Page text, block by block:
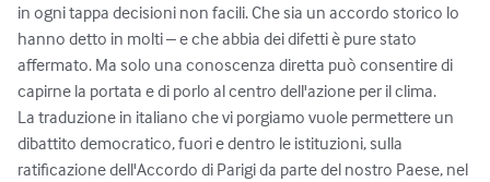
in ogni tappa decisioni non facili. Che sia un accordo storico lo
hanno detto in molti – e che abbia dei difetti è pure stato
affermato. Ma solo una conoscenza diretta può consentire di
capirne la portata e di porlo al centro dell'azione per il clima.
La traduzione in italiano che vi porgiamo vuole permettere un
dibattito democratico, fuori e dentro le istituzioni, sulla
ratificazione dell'Accordo di Parigi da parte del nostro Paese, nel